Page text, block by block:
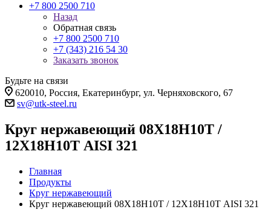
+7 800 2500 710
Назад
Обратная связь
+7 800 2500 710
+7 (343) 216 54 30
Заказать звонок
Будьте на связи
620010, Россия, Екатеринбург, ул. Черняховского, 67
sv@utk-steel.ru
Круг нержавеющий 08Х18Н10Т /
12Х18Н10Т AISI 321
Главная
Продукты
Круг нержавеющий
Круг нержавеющий 08Х18Н10Т / 12Х18Н10Т AISI 321